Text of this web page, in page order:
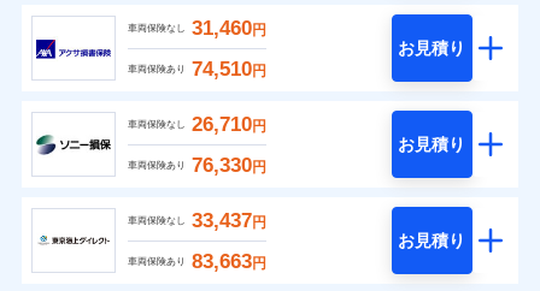
車両保険なし 31,460円
車両保険あり 74,510円
お見積り
車両保険なし 26,710円
車両保険あり 76,330円
お見積り
車両保険なし 33,437円
車両保険あり 83,663円
お見積り